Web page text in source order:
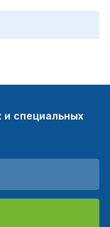
и специальных